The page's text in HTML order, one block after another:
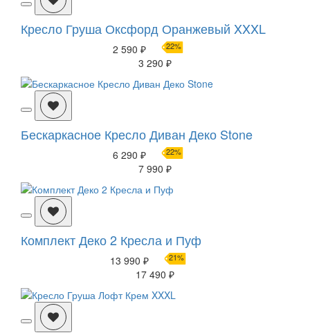
Кресло Груша Оксфорд Оранжевый XXXL
2 590 ₽ 22%
3 290 ₽
Бескаркасное Кресло Диван Деко Stone
6 290 ₽ 22%
7 990 ₽
Комплект Деко 2 Кресла и Пуф
13 990 ₽ 21%
17 490 ₽